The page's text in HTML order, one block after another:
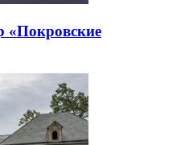
«Покровские